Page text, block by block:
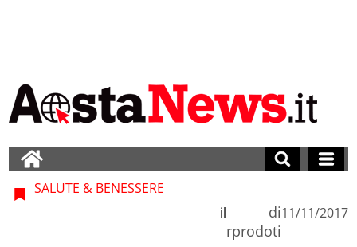
SALUTE & BENESSERE
di
rprodoti
il 11/11/2017